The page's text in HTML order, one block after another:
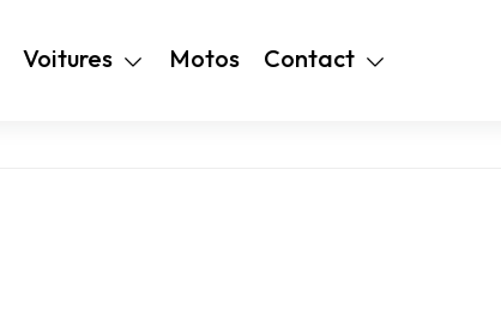
Voitures Motos Contact